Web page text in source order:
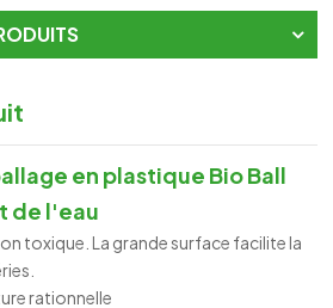
en plastique Bio Ball
de l'eau
toxique. La grande surface facilite la
rationnelle